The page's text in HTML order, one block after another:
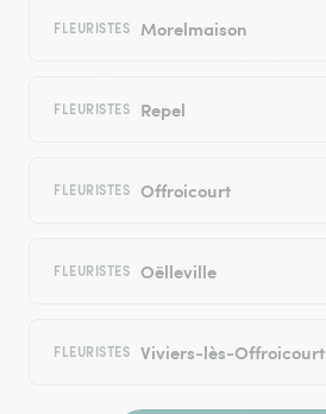
FLEURISTES Morelmaison
FLEURISTES Repel
FLEURISTES Offroicourt
FLEURISTES Oëlleville
FLEURISTES Viviers-lès-Offroicourt